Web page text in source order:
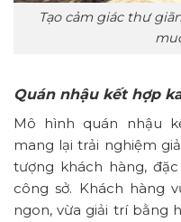
Tạo cảm giác thư
Quán nhậu kết hợp
Mô hình quán nhậu
mang lại trải nghiệm
tượng khách hàng,
công sở. Khách hàng
ngon, vừa giải trí bằng